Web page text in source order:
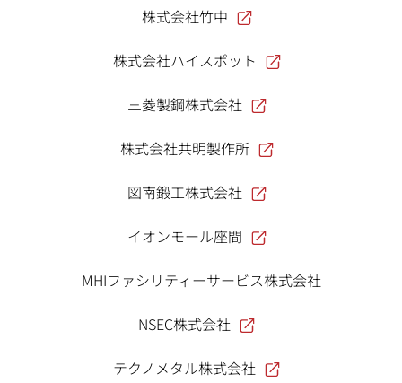
株式会社竹中
株式会社ハイスポット
三菱製鋼株式会社
株式会社共明製作所
図南鍛工株式会社
イオンモール座間
MHIファシリティーサービス株式会社
NSEC株式会社
テクノメタル株式会社